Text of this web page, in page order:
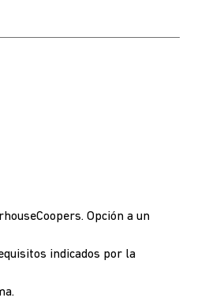
Opción a un
indicados por la